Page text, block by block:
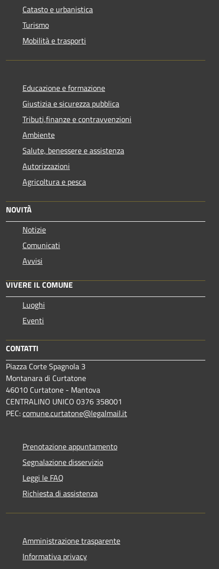
Catasto e urbanistica
Turismo
Mobilità e trasporti
Educazione e formazione
Giustizia e sicurezza pubblica
Tributi,finanze e contravvenzioni
Ambiente
Salute, benessere e assistenza
Autorizzazioni
Agricoltura e pesca
NOVITÀ
Notizie
Comunicati
Avvisi
VIVERE IL COMUNE
Luoghi
Eventi
CONTATTI
Piazza Corte Spagnola 3
Montanara di Curtatone
46010 Curtatone - Mantova
CENTRALINO UNICO 0376 358001
PEC:comune.curtatone@legalmail.it
Prenotazione appuntamento
Segnalazione disservizio
Leggi le FAQ
Richiesta di assistenza
Amministrazione trasparente
Informativa privacy